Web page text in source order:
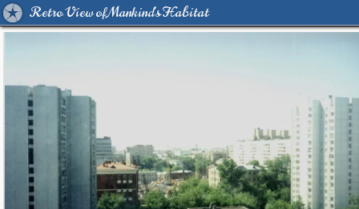
Retro View of Mankind's Habitat